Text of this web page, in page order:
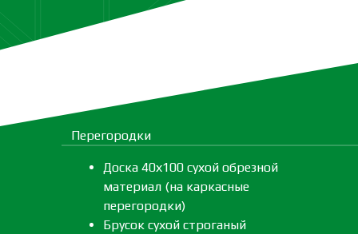
Перегородки
Доска 40х100 сухой обрезной
материал (на каркасные
перегородки)
Брусок сухой строганый